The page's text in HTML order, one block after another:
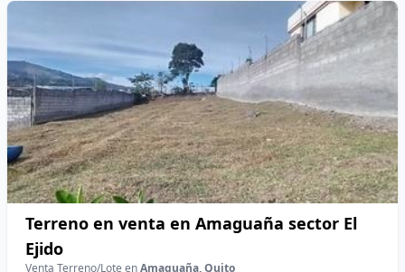
Terreno en venta en Amaguaña sector El
Ejido
Venta Terreno/Lote enAmaguaña, Quito